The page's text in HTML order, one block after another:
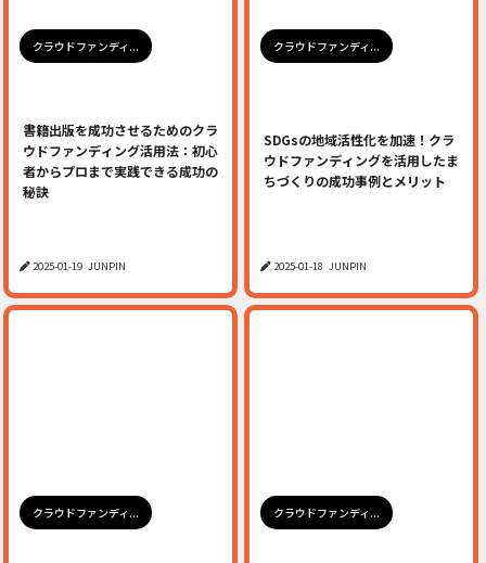
クラウドファンディ...
書籍出版を成功させるためのクラ
ウドファンディング活用法：初心
者からプロまで実践できる成功の
秘訣
2025-01-19 JUNPIN
クラウドファンディ...
SDGsの地域活性化を加速！クラ
ウドファンディングを活用したま
ちづくりの成功事例とメリット
2025-01-18 JUNPIN
クラウドファンディ... クラウドファンディ...